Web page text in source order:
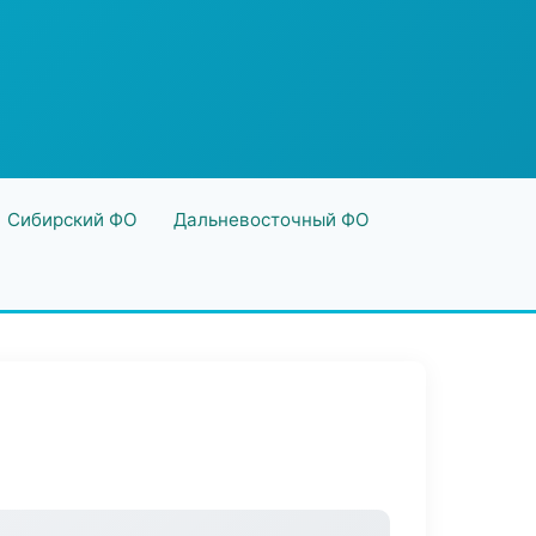
Сибирский ФО Дальневосточный ФО